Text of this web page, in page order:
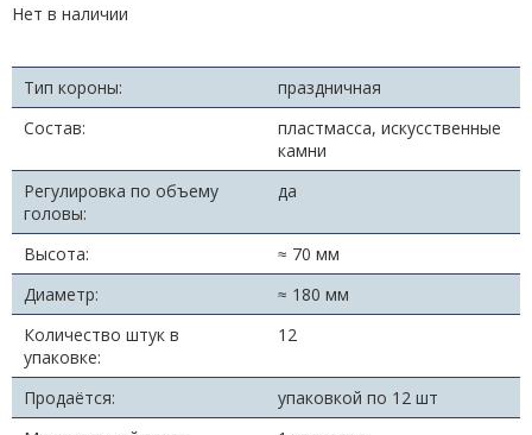
Нет в наличии
Тип короны:
праздничная
Состав:
пластмасса, искусственные
камни
Регулировка по объему
головы:
да
Высота:
≈ 70 мм
Диаметр:
≈ 180 мм
Количество штук в
упаковке:
12
Продаётся:
упаковкой по 12 шт